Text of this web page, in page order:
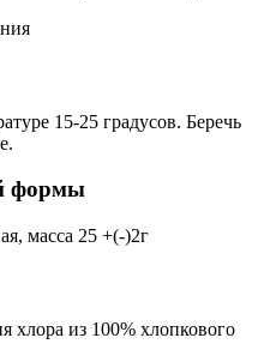
15-25 градусов. Беречь
формы
масса 25 +(-)2г
хлора из 100% хлопкового